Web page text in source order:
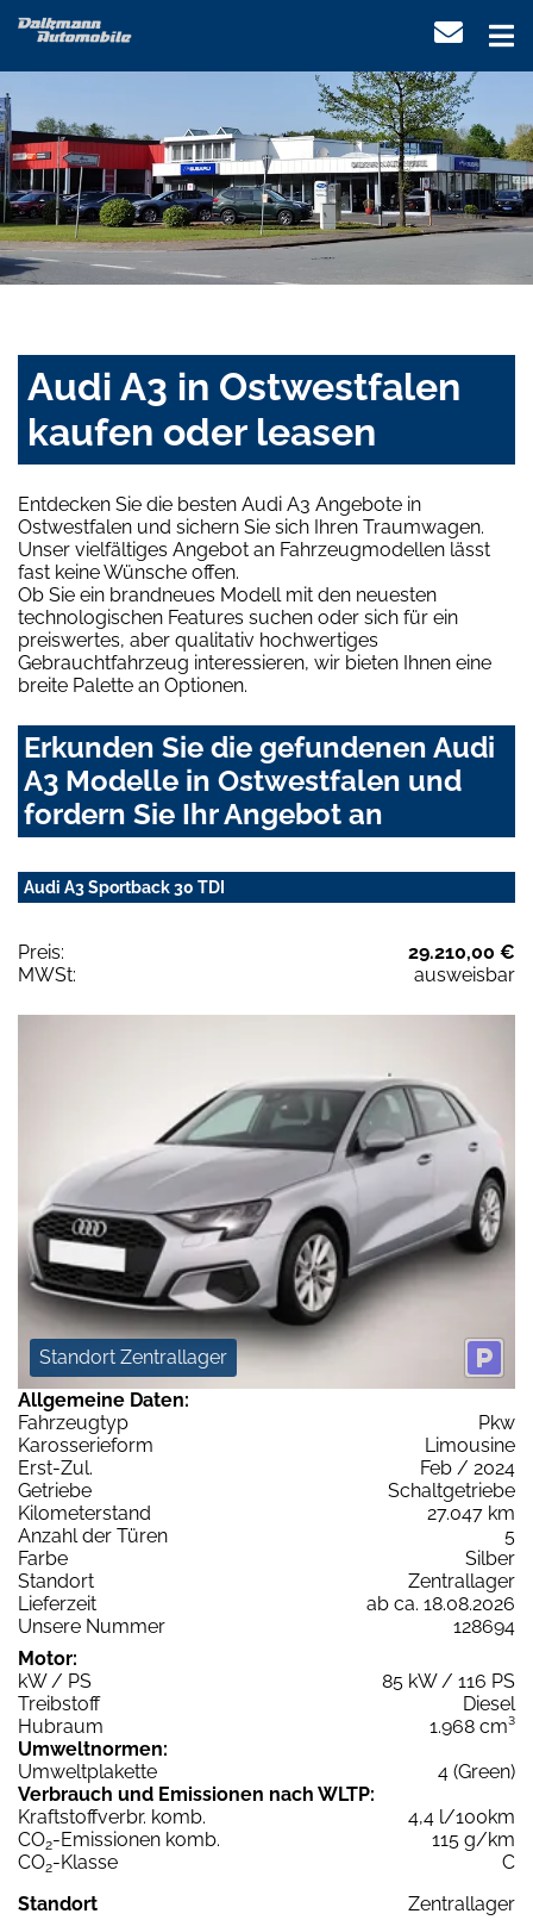
Audi A3 in Ostwestfalen
kaufen oder leasen
Entdecken Sie die besten Audi A3 Angebote in
Ostwestfalen und sichern Sie sich Ihren Traumwagen.
Unser vielfältiges Angebot an Fahrzeugmodellen lässt
fast keine Wünsche offen.
Ob Sie ein brandneues Modell mit den neuesten
technologischen Features suchen oder sich für ein
preiswertes, aber qualitativ hochwertiges
Gebrauchtfahrzeug interessieren, wir bieten Ihnen eine
breite Palette an Optionen.
Erkunden Sie die gefundenen Audi
A3 Modelle in Ostwestfalen und
fordern Sie Ihr Angebot an
Audi A3 Sportback 30 TDI
Preis:
29.210,00 €
MWSt:
ausweisbar
Standort Zentrallager
Allgemeine Daten:
Fahrzeugtyp
Pkw
Karosserieform
Limousine
Erst-Zul.
Feb / 2024
Getriebe
Schaltgetriebe
Kilometerstand
27.047 km
Anzahl der Türen
5
Farbe
Silber
Standort
Zentrallager
Lieferzeit
ab ca. 18.08.2026
Unsere Nummer
128694
Motor:
kW / PS
85 kW / 116 PS
Treibstoff
Diesel
Hubraum
1.968 cm³
Umweltnormen:
Umweltplakette
4 (Green)
Verbrauch und Emissionen nach WLTP:
Kraftstoffverbr. komb.
4,4 l/100km
CO2-Emissionen komb.
115 g/km
CO2-Klasse
C
Standort
Zentrallager